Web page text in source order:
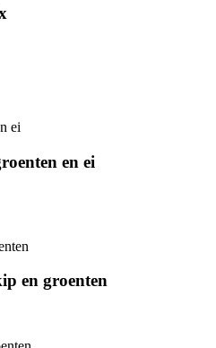
en ei
en groenten